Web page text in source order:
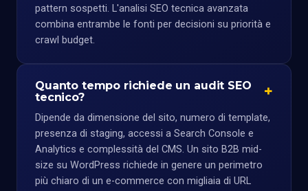
pattern sospetti. L'analisi SEO tecnica avanzata
combina entrambe le fonti per decisioni su priorità e
crawl budget.
Quanto tempo richiede un audit SEO
tecnico?
Dipende da dimensione del sito, numero di template,
presenza di staging, accessi a Search Console e
Analytics e complessità del CMS. Un sito B2B mid-
size su WordPress richiede in genere un perimetro
più chiaro di un e-commerce con migliaia di URL